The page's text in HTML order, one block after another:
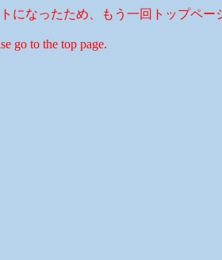
になったため、もう一回トップペー
go to the top page.